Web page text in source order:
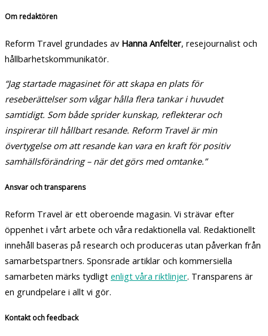
Om redaktören
Reform Travel grundades av Hanna Anfelter, resejournalist och
hållbarhetskommunikatör.
“Jag startade magasinet för att skapa en plats för
reseberättelser som vågar hålla flera tankar i huvudet
samtidigt. Som både sprider kunskap, reflekterar och
inspirerar till hållbart resande. Reform Travel är min
övertygelse om att resande kan vara en kraft för positiv
samhällsförändring – när det görs med omtanke.”
Ansvar och transparens
Reform Travel är ett oberoende magasin. Vi strävar efter
öppenhet i vårt arbete och våra redaktionella val. Redaktionellt
innehåll baseras på research och produceras utan påverkan från
samarbetspartners. Sponsrade artiklar och kommersiella
samarbeten märks tydligt enligt våra riktlinjer. Transparens är
en grundpelare i allt vi gör.
Kontakt och feedback